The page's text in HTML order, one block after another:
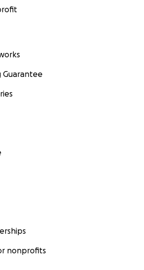
Guarantee
nonprofits